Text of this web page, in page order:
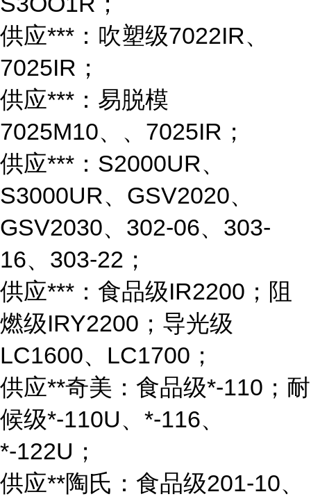
供应***：吹塑级7022IR、
7025IR；
供应***：易脱模
7025M10、、7025IR；
供应***：S2000UR、
S3000UR、GSV2020、
GSV2030、302-06、303-
16、303-22；
供应***：食品级IR2200；阻
燃级IRY2200；导光级
LC1600、LC1700；
供应**奇美：食品级*-110；耐
候级*-110U、*-116、
*-122U；
供应**陶氏：食品级201-10、